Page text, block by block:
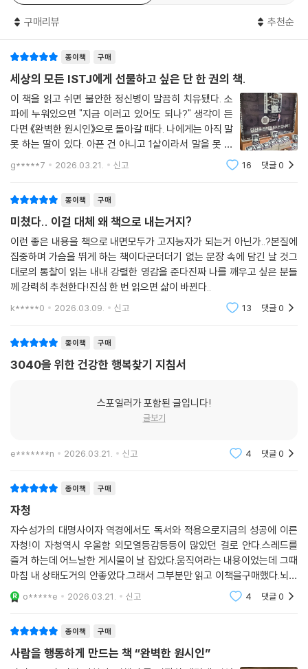
기본값이다. 수면, 물, 호흡, 빛, 걷기, 영양, 운동, 관계…. 여러 번 들었고
한 번쯤 실천해봤을 법한 방법들이다. 하지만 여전히 사람들은 하다 말고
멈춰서서 망설인다. ‘하루 2리터 물 마시기 vs 너무 많이 마시면 독’, ‘공복
운동 vs 공복 운동으로 인한 근손실’, ‘단백질 챙겨 먹기 vs 신장을 망치는
과도한 단백질’…. 저자는 수백 권의 책을 읽고 수백 가지를 실험하면서 이
모든 혼란을 하나의 질문으로 정리했다. ‘원시인이 했을까, 안 했을까?’ 이
질문 하나로 수많은 정보가 걸러진다.
유튜브 쇼츠는 원시시대에 없었다. 그 자체로 뇌를 망친다. 1년에 몇 번 꿀
을 발견하는 게 전부였다. 그 이상의 설탕은 중독된다. 사냥 중 다른 생각을
하면 죽는 현실에서 멀티태스킹은 그 자체로 뇌가 과부하된다. 사냥을 나
서는 길은 현대의 존2 운동이고, 사냥감을 추격하는 짧은 집중의 시간은
인터벌 트레이닝과 닮았다. 인간은 이 두 리듬을 함께 설계된 존재다. 부족
원과의 대면은 매일 불 앞에서 이뤄졌고, 그 시간은 뇌에서 옥시토신이 분
비되며 ‘나는 혼자가 아니다’라고 확인받는 생존의 순간이었다.
문제는 순서다: 생존·항상성·성장·연결·초월, 5단계 레벨 시스템
문제는 현대 사회다. 우리는 버튼을 눌렀다고 착각한다. 커피를 마셨지만
만 영양은 채워지지 않았다. 팔로워는 늘었지만 내 부족은 없다. 버튼을 잘
누른 사람도 크게 다르지 않다. “운동도 해봤고, 명상도 해봤는데 안 되더
쌓인 구조다. 가장 아래의 생존 회로가 꺼져 있으면, 그 위의 어떤 버튼도
제대로 작동하지 않는다. 잠이 무너지면 의미는 흐려지고, 수분이 부족하
은 15개 버튼을 뇌가 진화해온 역사적 층위에 따라 생존·항상성·성장·연결
·초월, 5개 레벨로 정렬했다. 이 순서대로 버튼을 누를 때, 뇌는 제 성능을
되찾는다. 아무리 좋은 음식을 먹고, 러닝을 하며, 도파민을 관리해도 가장
기초적인 층위가 불안정하면 최상의 컨디션은 만들어지지 않는다. 지금까
지 당신이 실패한 이유도 여기에 있을 것이다.
만약 당신이 충분히 알고 있고, 여러 번 시도했고, 그래도 늘 같은 자리로
돌아왔다면 그건 의지의 문제가 아니다. 이미 전투 중인 뇌에게 무리였다.
구매리뷰 추천순
종이책 구매
세상의 모든 ISTJ에게 선물하고 싶은 단 한 권의 책.
이 책을 읽고 쉬면 불안한 정신병이 말끔히 치유됐다. 소
파에 누워있으면 "지금 이러고 있어도 되나?" 생각이 든
다면 《완벽한 원시인》으로 돌아갈 때다. 나에게는 아직 말
못 하는 딸이 있다. 아픈 건 아니고 1살이라서 말을 못 한
다. 가끔 옹알이할 때 눈빛이 "아빠, 세상이 뭐야?" 묻는
것 같다.이 아이한테 읽어주고 싶은 첫 책이 생겼다.나는
g*****7 2026.03.21. 신고 16 댓글0
종이책 구매
미쳤다.. 이걸 대체 왜 책으로 내는거지?
이런 좋은 내용을 책으로 내면모두가 고지능자가 되는거 아닌가..?본질에
집중하며 가슴을 뛰게 하는 책이다군더더기 없는 문장 속에 담긴 날 것그
대로의 통찰이 읽는 내내 강렬한 영감을 준다진짜 나를 깨우고 싶은 분들
께 강력히 추천한다!진심 한 번 읽으면 삶이 바뀐다..
k*****0 2026.03.09. 신고 13 댓글0
종이책 구매
3040을 위한 건강한 행복찾기 지침서
스포일러가 포함된 글입니다!
글보기
e*******n 2026.03.21. 신고 4 댓글0
종이책 구매
자청
자수성가의 대명사이자 역경에서도 독서와 적용으로지금의 성공에 이른
자청!이 자청역시 우울함 외모열등감등등이 많았던 걸로 안다.스레드를
즐겨 하는데 어느날한 게시물이 날 잡았다.움직여라는 내용이었는데 그때
마침 내 상태도거의 안좋았다.그래서 그부분만 읽고 이책을구매했다.뇌과
학서라고 봐도 좋을정도로 희망 부푼 문장들이 많고 당장이라도 나을 수
있다는 생각이든다.
o*****e 2026.03.21. 신고 4 댓글0
종이책 구매
사람을 행동하게 만드는 책 “완벽한 원시인”